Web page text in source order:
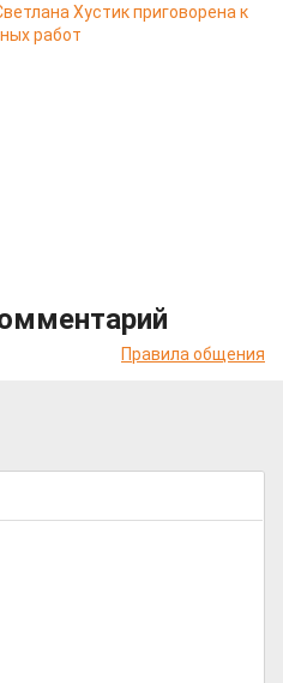
Хустик приговорена к
работ
Правила общения